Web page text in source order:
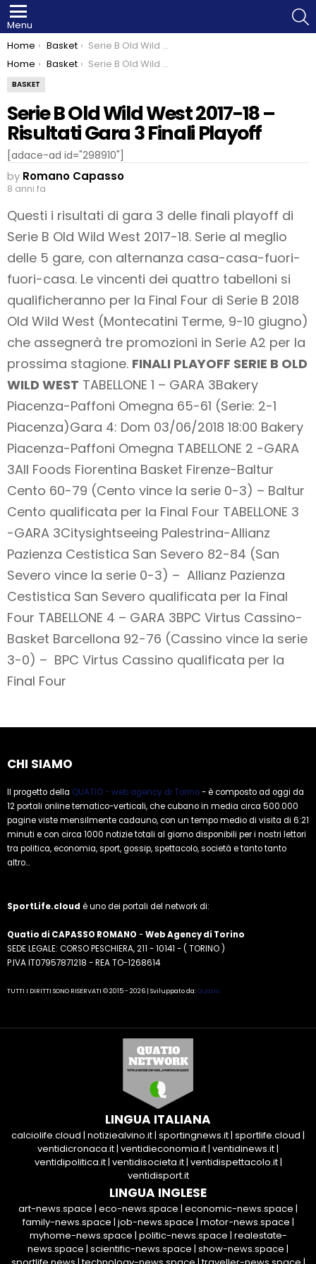
Menu
You are here:
Home Basket
Serie B Old Wild West 2017-18 – Risultati Gara 3 Finali Playoff
You are here:
Home Basket Serie B Old Wild West 2017-18 – Risultati Gara 3 Finali Playoff
BASKET
Serie B Old Wild West 2017-18 –
Risultati Gara 3 Finali Playoff
[adace-ad id="298910"]
by Romano Capasso
8 anni fa
Questi i risultati di gara 3 delle finali playoff di
Serie B Old Wild West 2017-18. Serie al meglio
delle 5 gare, con alternanza casa-casa-fuori-
fuori-casa. Le vincenti dei quattro tabelloni si
qualificheranno per la Final Four di Serie B 2018
Old Wild West (Montecatini Terme, 9-10 giugno)
che assegnerà tre promozioni in Serie A2 per la
prossima stagione. FINALI PLAYOFF SERIE B OLD
WILD WEST TABELLONE 1 – GARA 3Bakery
Piacenza-Paffoni Omegna 65-61 (Serie: 2-1
Piacenza)Gara 4: Dom 03/06/2018 18:00 Bakery
Piacenza-Paffoni Omegna TABELLONE 2 -GARA
3All Foods Fiorentina Basket Firenze-Baltur
Cento 60-79 (Cento vince la serie 0-3) – Baltur
Cento qualificata per la Final Four TABELLONE 3
-GARA 3Citysightseeing Palestrina-Allianz
Pazienza Cestistica San Severo 82-84 (San
Severo vince la serie 0-3) – Allianz Pazienza
Cestistica San Severo qualificata per la Final
Four TABELLONE 4 – GARA 3BPC Virtus Cassino-
Basket Barcellona 92-76 (Cassino vince la serie
3-0) – BPC Virtus Cassino qualificata per la
Final Four
CHI SIAMO
Il progetto della QUATIO - web agency di Torino- è composto ad oggi da
12 portali online tematico-verticali, che cubano in media circa 500.000
pagine viste mensilmente cadauno, con un tempo medio di visita di 6:21
minuti e con circa 1000 notizie totali al giorno disponibili per i nostri lettori
tra politica, economia, sport, gossip, spettacolo, società e tanto tanto
altro...
SportLife.cloud è uno dei portali del network di:
Quatio di CAPASSO ROMANO -Web Agency di Torino
SEDE LEGALE: CORSO PESCHIERA, 211 - 10141 - ( TORINO )
P.IVA IT07957871218 - REA TO-1268614
TUTTI I DIRITTI SONO RISERVATI © 2015 - 2026 | Sviluppato da:Quatio
LINGUA ITALIANA
calciolife.cloud | notiziealvino.it| sportingnews.it| sportlife.cloud |
ventidicronaca.it| ventidieconomia.it| ventidinews.it|
ventidipolitica.it| ventidisocieta.it| ventidispettacolo.it|
ventidisport.it
LINGUA INGLESE
art-news.space | eco-news.space | economic-news.space |
family-news.space | job-news.space | motor-news.space |
myhome-news.space | politic-news.space | realestate-
news.space | scientific-news.space | show-news.space |